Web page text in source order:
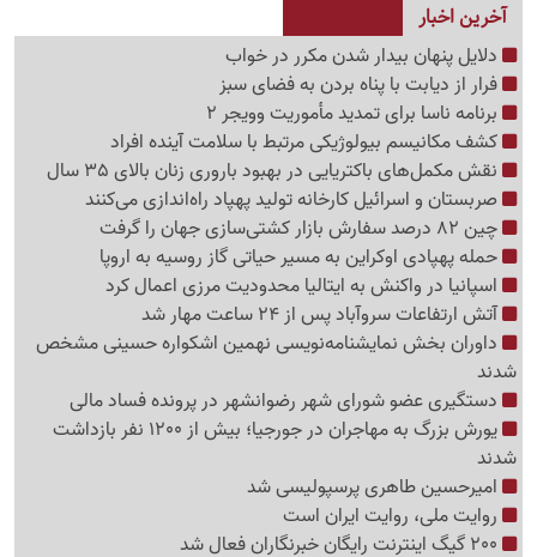
آخرین اخبار
دلایل پنهان بیدار شدن مکرر در خواب
فرار از دیابت با پناه بردن به فضای سبز
برنامه ناسا برای تمدید مأموریت وویجر 2
کشف مکانیسم بیولوژیکی مرتبط با سلامت آینده افراد
نقش مکمل‌های باکتریایی در بهبود باروری زنان بالای 35 سال
صربستان و اسرائیل کارخانه تولید پهپاد راه‌اندازی می‌کنند
چین 82 درصد سفارش بازار کشتی‌سازی جهان را گرفت
حمله پهپادی اوکراین به مسیر حیاتی گاز روسیه به اروپا
اسپانیا در واکنش به ایتالیا محدودیت مرزی اعمال کرد
آتش ارتفاعات سروآباد پس از 24 ساعت مهار شد
داوران بخش نمایشنامه‌نویسی نهمین اشکواره حسینی مشخص
شدند
دستگیری عضو شورای شهر رضوانشهر در پرونده فساد مالی
یورش بزرگ به مهاجران در جورجیا؛ بیش از 1200 نفر بازداشت
شدند
امیرحسین طاهری پرسپولیسی شد
روایت ملی، روایت ایران است